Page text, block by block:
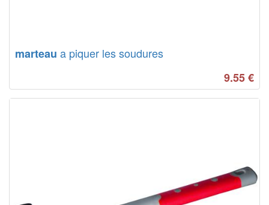
marteau a piquer les soudures
9.55€